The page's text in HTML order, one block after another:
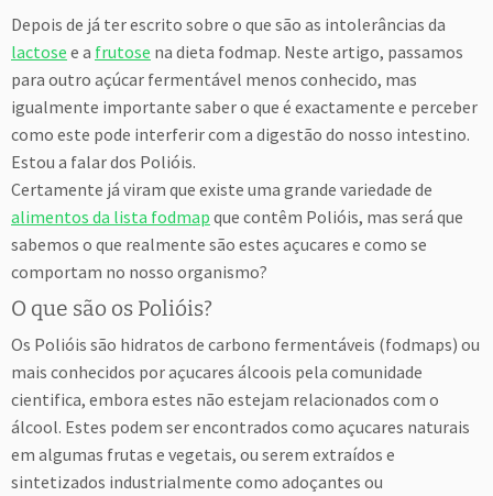
Depois de já ter escrito sobre o que são as intolerâncias da
lactose e a frutose na dieta fodmap. Neste artigo, passamos
para outro açúcar fermentável menos conhecido, mas
igualmente importante saber o que é exactamente e perceber
como este pode interferir com a digestão do nosso intestino.
Estou a falar dos Polióis.
Certamente já viram que existe uma grande variedade de
alimentos da lista fodmap que contêm Polióis, mas será que
sabemos o que realmente são estes açucares e como se
comportam no nosso organismo?
O que são os Polióis?
Os Polióis são hidratos de carbono fermentáveis (fodmaps) ou
mais conhecidos por açucares álcoois pela comunidade
cientifica, embora estes não estejam relacionados com o
álcool. Estes podem ser encontrados como açucares naturais
em algumas frutas e vegetais, ou serem extraídos e
sintetizados industrialmente como adoçantes ou